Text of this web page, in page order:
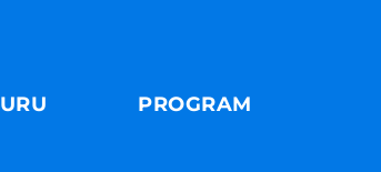
PROGRAM